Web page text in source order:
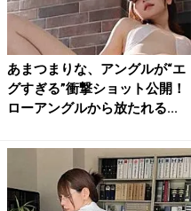
あまつまりな、アングルが“エ
グすぎる”衝撃ショット公開！
ローアングルから放たれる...